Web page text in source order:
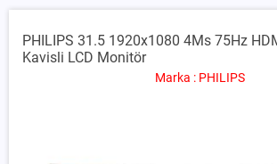
PHILIPS 31.5 1920x1080 4Ms 75Hz
Kavisli LCD Monitör
Marka : PHILIPS